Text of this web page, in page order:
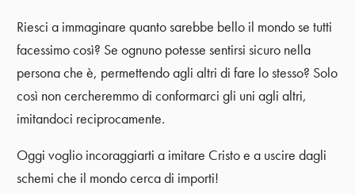
Riesci a immaginare quanto sarebbe bello il mondo se tutti
facessimo così? Se ognuno potesse sentirsi sicuro nella
persona che è, permettendo agli altri di fare lo stesso? Solo
così non cercheremmo di conformarci gli uni agli altri,
imitandoci reciprocamente.
Oggi voglio incoraggiarti a imitare Cristo e a uscire dagli
schemi che il mondo cerca di importi!